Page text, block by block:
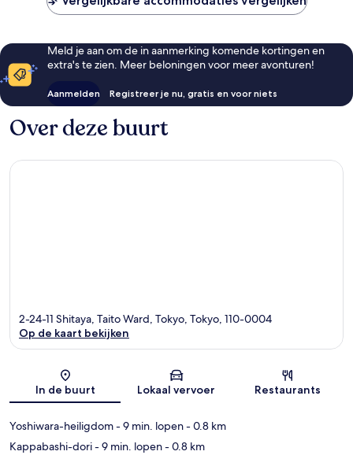
Meld je aan om de in aanmerking komende kortingen en
extra's te zien. Meer beloningen voor meer avonturen!
Aanmelden Registreer je nu, gratis en voor niets
Over deze buurt
Kaart
2-24-11 Shitaya, Taito Ward, Tokyo, Tokyo, 110-0004
Op de kaart bekijken
In de buurt Lokaal vervoer Restaurants
Yoshiwara-heiligdom- 9 min. lopen- 0.8 km
Kappabashi-dori- 9 min. lopen- 0.8 km